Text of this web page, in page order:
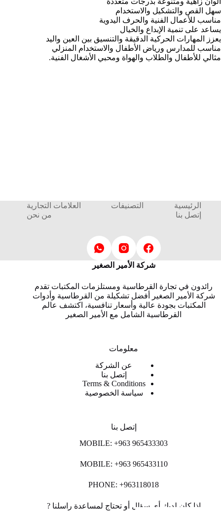
سهل القص والتشكيل والاستخدام
مناسب للأعمال الفنية والحرف اليدوية
يساعد على تنمية الإبداع والخيال
يعزز المهارات الحركية الدقيقة والتنسيق بين العين واليد
مناسب للمدارس ورياض الأطفال والاستخدام المنزلي
مثالي للأطفال والطلاب والهواة ومحبي الأشغال الفنية.
الرئيسية التصنيفات
العلامات التجارية
إتصل بنا
من نحن
شركة الأمير الصغير
رائدون في تجارة القرطاسية ومستلزمات المكتبات تقدم
شركة الأمير الصغير أفضل تشكيلة من القرطاسية وأدوات
المكتبات بجودة عالية وأسعار تنافسية، اكتشف عالم
القرطاسية الشامل مع الأمير الصغير
معلومات
عن الشركة
إتصل بنا
Terms & Conditions
سياسة الخصوصية
إتصل بنا
MOBILE: +963 965433303
MOBILE: +963 965433110
PHONE: +963118018
اذا كان لديك أي سؤال أو تحتاج لمساعدة راسلنا ?